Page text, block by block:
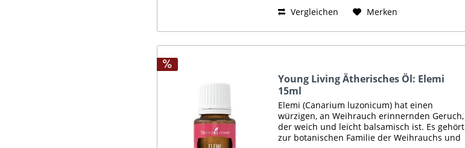
Vergleichen Merken
Young Living Ätherisches Öl: Elemi
15ml
Elemi (Canarium luzonicum) hat einen
würzigen, an Weihrauch erinnernden Geruch,
der weich und leicht balsamisch ist. Es gehört
zur botanischen Familie der Weihrauchs und